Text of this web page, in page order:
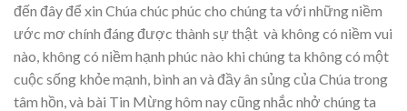
đến đây để xin Chúa chúc phúc cho chúng ta với những niềm
ước mơ chính đáng được thành sự thật và không có niềm vui
nào, không có niềm hạnh phúc nào khi chúng ta không có một
cuộc sống khỏe mạnh, bình an và đầy ân sủng của Chúa trong
tâm hồn, và bài Tin Mừng hôm nay cũng nhắc nhở chúng ta